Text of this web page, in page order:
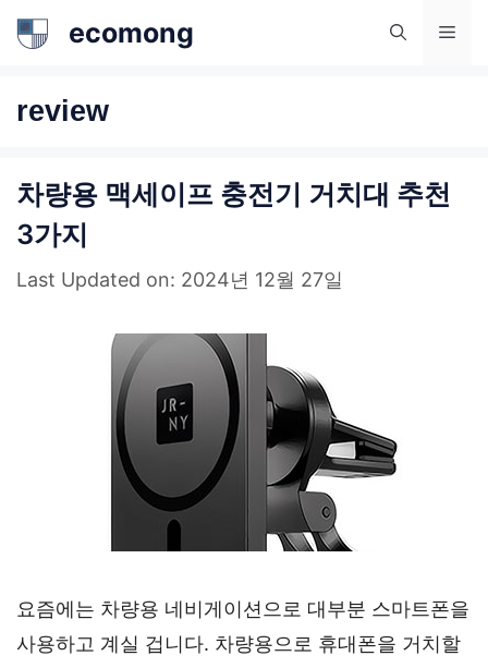
컨
로
ecomong 메
review
차량용 맥세이프 충전기 거치대 추천
3가지
Last Updated on: 2024년 12월 27일
요즘에는 차량용 네비게이션으로 대부분 스마트폰을
사용하고 계실 겁니다. 차량용으로 휴대폰을 거치할